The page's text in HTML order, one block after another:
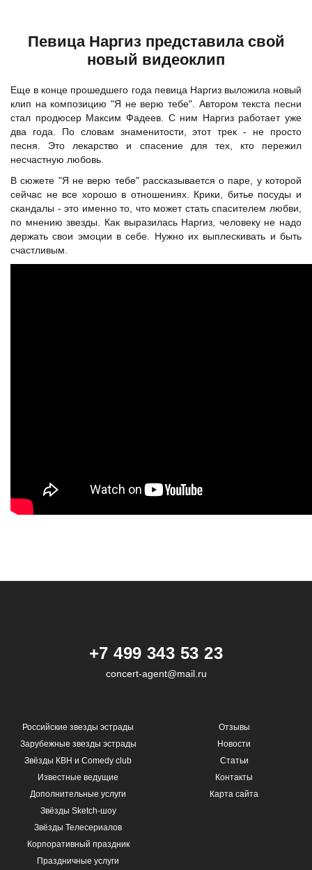
Певица Наргиз представила свой
новый видеоклип
Еще в конце прошедшего года певица Наргиз выложила новый
клип на композицию "Я не верю тебе". Автором текста песни
стал продюсер Максим Фадеев. С ним Наргиз работает уже
два года. По словам знаменитости, этот трек - не просто
песня. Это лекарство и спасение для тех, кто пережил
несчастную любовь.
В сюжете "Я не верю тебе" рассказывается о паре, у которой
сейчас не все хорошо в отношениях. Крики, битье посуды и
скандалы - это именно то, что может стать спасителем любви,
по мнению звезды. Как выразилась Наргиз, человеку не надо
держать свои эмоции в себе. Нужно их выплескивать и быть
счастливым.
+7 499 343 53 23
concert-agent@mail.ru
Российские звезды эстрады
Зарубежные звезды эстрады
Звёзды КВН и Comedy club
Известные ведущие
Дополнительные услуги
Звёзды Sketch-шоу
Звёзды Телесериалов
Корпоративный праздник
Праздничные услуги
Отзывы
Новости
Статьи
Контакты
Карта сайта